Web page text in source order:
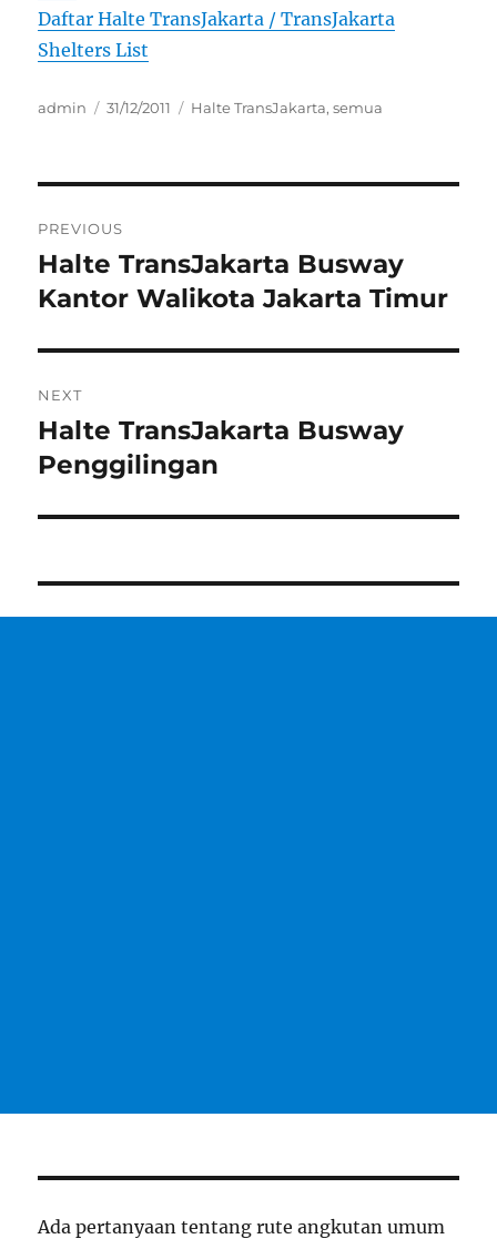
Daftar Halte TransJakarta / TransJakarta
Shelters List
Author
admin
Posted
31/12/2011 Categories
Halte TransJakarta,semua
navigation
PREVIOUS
Previous
post:
Halte TransJakarta Busway
Kantor Walikota Jakarta Timur
NEXT
Next
post:
Halte TransJakarta Busway
Penggilingan
Ada pertanyaan tentang rute angkutan umum